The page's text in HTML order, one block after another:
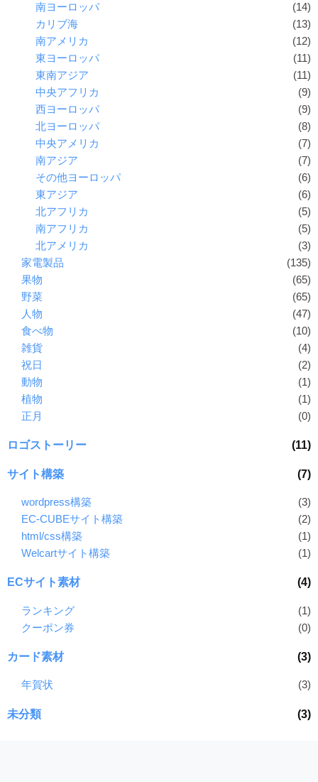
南ヨーロッパ
(14)
カリブ海
(13)
南アメリカ
(12)
東ヨーロッパ
(11)
東南アジア
(11)
中央アフリカ
(9)
西ヨーロッパ
(9)
北ヨーロッパ
(8)
中央アメリカ
(7)
南アジア
(7)
その他ヨーロッパ
(6)
東アジア
(6)
北アフリカ
(5)
南アフリカ
(5)
北アメリカ
(3)
家電製品
(135)
果物
(65)
野菜
(65)
人物
(47)
食べ物
(10)
雑貨
(4)
祝日
(2)
動物
(1)
植物
(1)
正月
(0)
ロゴストーリー (11)
サイト構築 (7)
wordpress構築
(3)
EC-CUBEサイト構築
(2)
html/css構築
(1)
Welcartサイト構築
(1)
ECサイト素材 (4)
ランキング
(1)
クーポン券
(0)
カード素材 (3)
年賀状 (3)
未分類 (3)